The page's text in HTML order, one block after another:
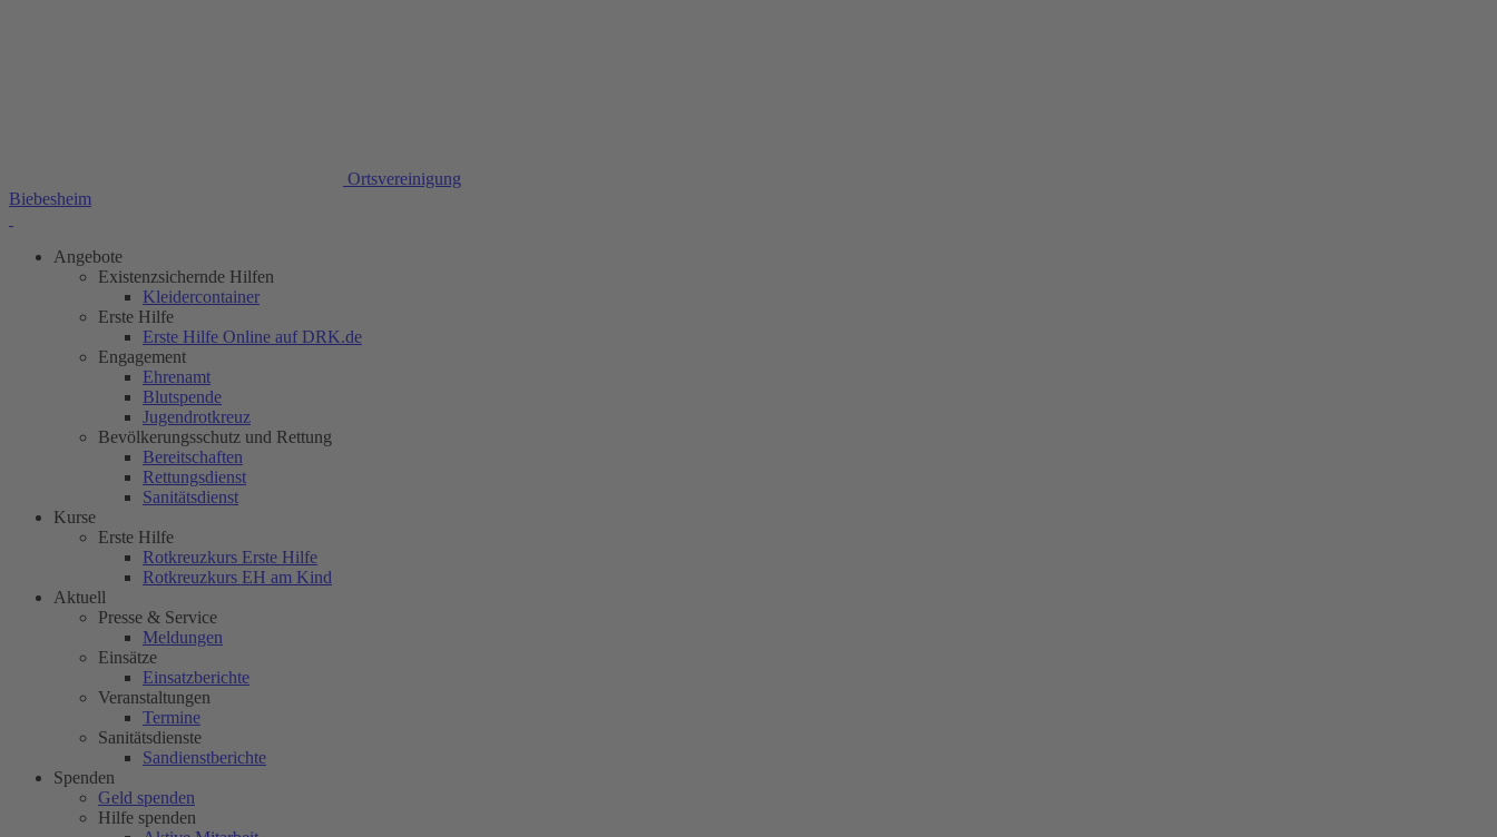
Ortsvereinigung
Biebesheim
Angebote
Existenzsichernde Hilfen
Kleidercontainer
Erste Hilfe
Erste Hilfe Online auf DRK.de
Engagement
Ehrenamt
Blutspende
Jugendrotkreuz
Bevölkerungsschutz und Rettung
Bereitschaften
Rettungsdienst
Sanitätsdienst
Kurse
Erste Hilfe
Rotkreuzkurs Erste Hilfe
Rotkreuzkurs EH am Kind
Aktuell
Presse & Service
Meldungen
Einsätze
Einsatzberichte
Veranstaltungen
Termine
Sanitätsdienste
Sandienstberichte
Spenden
Geld spenden
Hilfe spenden